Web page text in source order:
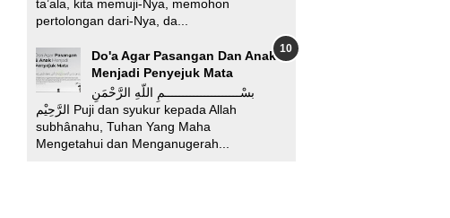
ta’ala, kita memuji-Nya, memohon
pertolongan dari-Nya, da...
Do'a Agar Pasangan Dan Anak
Menjadi Penyejuk Mata
بسْـــــــــــــــــــــمِ اللّهِ الرَّحْمَنِ
الرَّحِيْم Puji dan syukur kepada Allah
subhânahu, Tuhan Yang Maha
Mengetahui dan Menganugerah...